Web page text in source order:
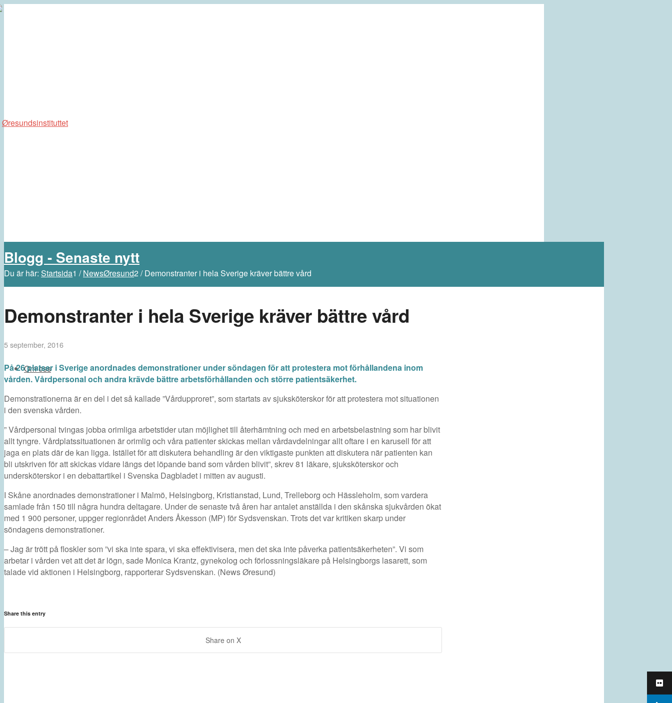
Om oss
Blogg - Senaste nytt
Du är här: Startsida1 / NewsØresund2 / Demonstranter i hela Sverige kräver bättre vård
Demonstranter i hela Sverige kräver bättre vård
5 september, 2016
På 26 platser i Sverige anordnades demonstrationer under söndagen för att protestera mot förhållandena inom
vården. Vårdpersonal och andra krävde bättre arbetsförhållanden och större patientsäkerhet.
Demonstrationerna är en del i det så kallade ”Vårdupproret”, som startats av sjuksköterskor för att protestera mot situationen
i den svenska vården.
” Vårdpersonal tvingas jobba orimliga arbetstider utan möjlighet till återhämtning och med en arbetsbelastning som har blivit
allt tyngre. Vårdplatssituationen är orimlig och våra patienter skickas mellan vårdavdelningar allt oftare i en karusell för att
jaga en plats där de kan ligga. Istället för att diskutera behandling är den viktigaste punkten att diskutera när patienten kan
bli utskriven för att skickas vidare längs det löpande band som vården blivit”, skrev 81 läkare, sjuksköterskor och
undersköterskor i en debattartikel i Svenska Dagbladet i mitten av augusti.
I Skåne anordnades demonstrationer i Malmö, Helsingborg, Kristianstad, Lund, Trelleborg och Hässleholm, som vardera
samlade från 150 till några hundra deltagare. Under de senaste två åren har antalet anställda i den skånska sjukvården ökat
med 1 900 personer, uppger regionrådet Anders Åkesson (MP) för Sydsvenskan. Trots det var kritiken skarp under
söndagens demonstrationer.
– Jag är trött på floskler som ”vi ska inte spara, vi ska effektivisera, men det ska inte påverka patientsäkerheten”. Vi som
arbetar i vården vet att det är lögn, sade Monica Krantz, gynekolog och förlossningsläkare på Helsingborgs lasarett, som
talade vid aktionen i Helsingborg, rapporterar Sydsvenskan. (News Øresund)
Share this entry
Share on X